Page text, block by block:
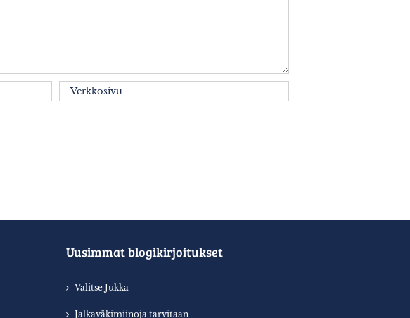
Uusimmat blogikirjoitukset
Valitse Jukka
Jalkaväkimiinoja tarvitaan